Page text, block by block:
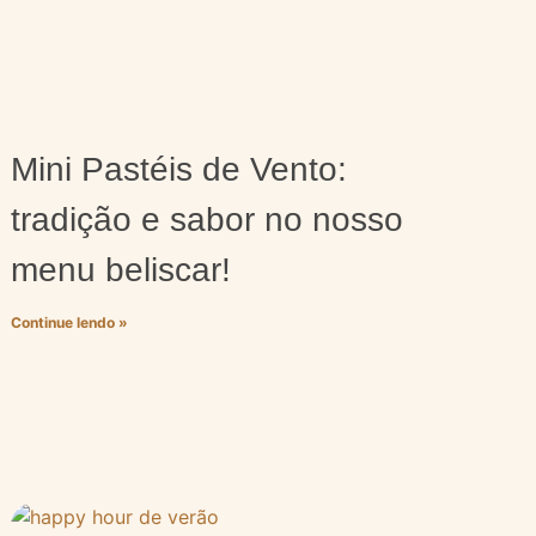
Mini Pastéis de Vento:
tradição e sabor no nosso
menu beliscar!
Continue lendo »